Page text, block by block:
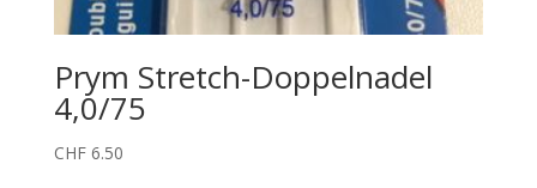
Prym Stretch-Doppelnadel
4,0/75
CHF6.50